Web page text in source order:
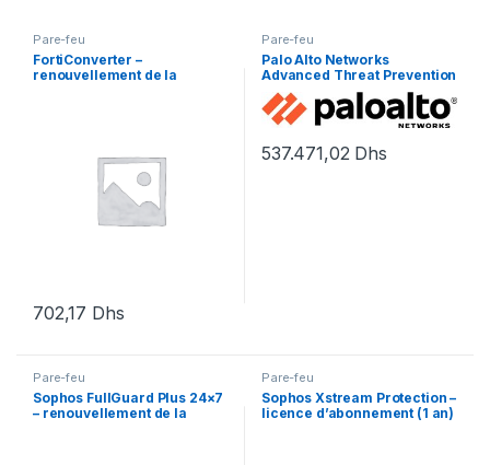
Pare-feu
FortiConverter –
renouvellement de la
702,17 Dhs
Pare-feu
Palo Alto Networks
Advanced Threat Prevention
– licence d’abonnement (1
an) – 1 périphérique
537.471,02 Dhs
Pare-feu
Sophos FullGuard Plus 24×7
– renouvellement de la
Pare-feu
Sophos Xstream Protection –
licence d’abonnement (1 an)